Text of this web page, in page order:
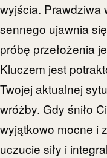
wyjścia. Prawdziwa
sennego ujawnia
próbę przełożenia
Kluczem jest
Twojej aktualnej
wróżby. Gdy śniło
wyjątkowo mocne i
uczucie siły i